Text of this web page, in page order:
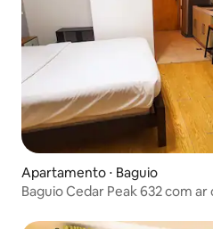
Apartamento ⋅ Baguio
Baguio Cedar Peak 632 com